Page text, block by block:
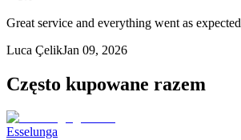
Great service and everything went as expected
Luca ÇelikJan 09, 2026
Często kupowane razem
Esselunga